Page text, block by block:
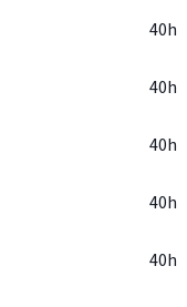
40h
40h
40h
40h
40h